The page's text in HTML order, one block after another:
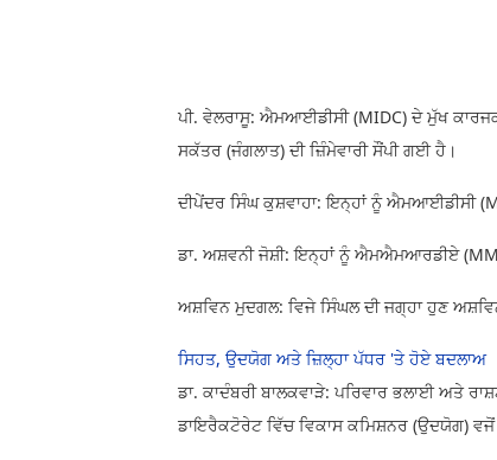
ਪੀ. ਵੇਲਰਾਸੂ: ਐਮਆਈਡੀਸੀ (MIDC) ਦੇ ਮੁੱਖ
ਸਕੱਤਰ (ਜੰਗਲਾਤ) ਦੀ ਜ਼ਿੰਮੇਵਾਰੀ ਸੌਂਪੀ ਗਈ ਹੈ।
ਦੀਪੇਂਦਰ ਸਿੰਘ ਕੁਸ਼ਵਾਹਾ: ਇਨ੍ਹਾਂ ਨੂੰ ਐਮਆਈਡੀਸੀ
ਡਾ. ਅਸ਼ਵਨੀ ਜੋਸ਼ੀ: ਇਨ੍ਹਾਂ ਨੂੰ ਐਮਐਮਆਰਡੀਏ
ਅਸ਼ਵਿਨ ਮੁਦਗਲ: ਵਿਜੇ ਸਿੰਘਲ ਦੀ ਜਗ੍ਹਾ ਹੁਣ
ਸਿਹਤ, ਉਦਯੋਗ ਅਤੇ ਜ਼ਿਲ੍ਹਾ ਪੱਧਰ 'ਤੇ ਹੋਏ ਬਦਲਾਅ
ਡਾ. ਕਾਦੰਬਰੀ ਬਾਲਕਵਾੜੇ: ਪਰਿਵਾਰ ਭਲਾਈ ਅਤੇ
ਡਾਇਰੈਕਟੋਰੇਟ ਵਿੱਚ ਵਿਕਾਸ ਕਮਿਸ਼ਨਰ (ਉਦਯੋਗ) ਵਜੋਂ